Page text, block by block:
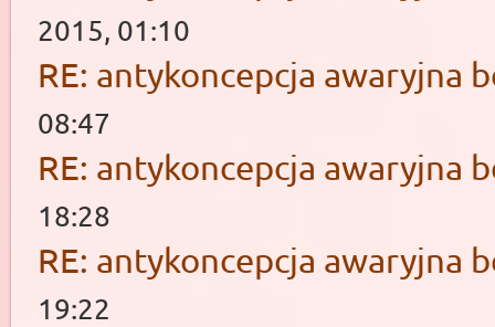
2015, 01:10
RE: antykoncepcja awaryjna
08:47
RE: antykoncepcja awaryjna
18:28
RE: antykoncepcja awaryjna
19:22